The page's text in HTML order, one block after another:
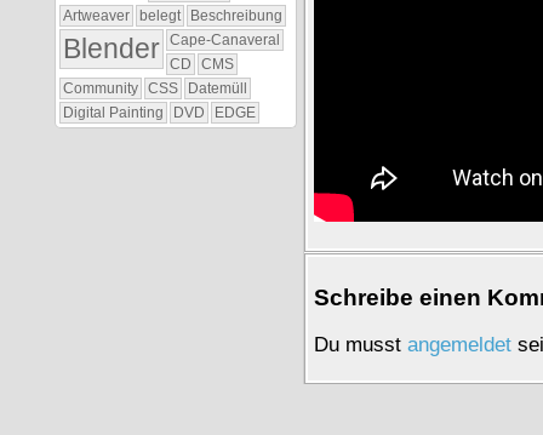
Artweaver
belegt Beschreibung
Blender
Cape-Canaveral
CD
CMS
Community
CSS
Datemüll
Digital Painting
DVD EDGE
Schrei­be einen
Du musst an­ge­mel­det